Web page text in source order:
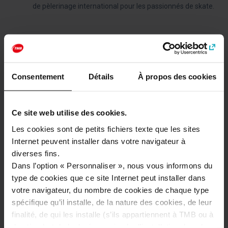
Consentement Détails À propos des cookies
Ce site web utilise des cookies.
Les cookies sont de petits fichiers texte que les sites
Internet peuvent installer dans votre navigateur à
diverses fins.
Dans l’option « Personnaliser », nous vous informons du
type de cookies que ce site Internet peut installer dans
votre navigateur, du nombre de cookies de chaque type
spécifique qu’il installe, de la nature des cookies, de leur
finalité, de qui les installe (s’ils appartiennent à TMB ou à
de pèlerinage international pour les passionnés de skate.
Musées et histoire
Comment se rendre à: MACBA – Musée d’art
contemporain de Barcelone
Adresse
Plaça dels Àngels, 1
Barcelona